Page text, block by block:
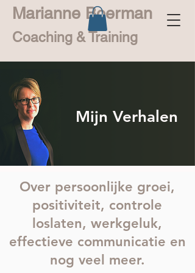
Marianne Boerman
Coaching & Training
Mijn Verhalen
Over persoonlijke groei,
positiviteit, controle
loslaten, werkgeluk,
effectieve communicatie en
nog veel meer.